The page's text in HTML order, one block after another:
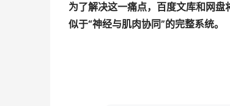
为了解决这一痛点，百度文库和网
似于“神经与肌肉协同”的完整系统。